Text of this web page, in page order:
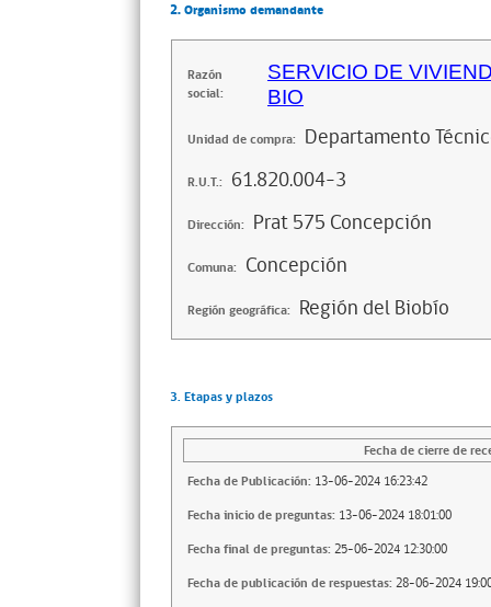
2. Organismo demandante
Razón
social:
SERVICIO DE
BIO
Unidad de compra: Departamento
R.U.T.: 61.820.004-3
Dirección: Prat 575 Concepción
Comuna: Concepción
Región geográfica: Región del Biobío
3. Etapas y plazos
Fecha de cierre de
Fecha de Publicación: 13-06-2024 16:23:42
Fecha inicio de preguntas: 13-06-2024 18:01:00
Fecha final de preguntas: 25-06-2024 12:30:00
Fecha de publicación de respuestas: 28-06-2024